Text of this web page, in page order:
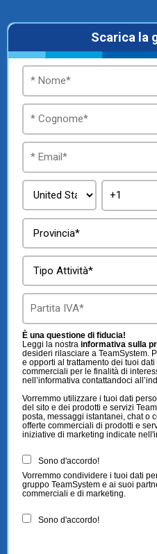
Scarica la
È una questione di fiducia!
Leggi la nostra informativa sulla
desideri rilasciare a TeamSystem.
e opporti al trattamento dei tuoi
commerciali per le finalità di
nell’informativa contattandoci
Vorremmo utilizzare i tuoi dati
del sito e dei prodotti e servizi
posta, messaggi istantanei, chat o
offerte commerciali di prodotti e
iniziative di marketing indicate
Sono d'accordo!
Vorremmo condividere i tuoi dati
gruppo TeamSystem e ai suoi
commerciali e di marketing.
Sono d'accordo!